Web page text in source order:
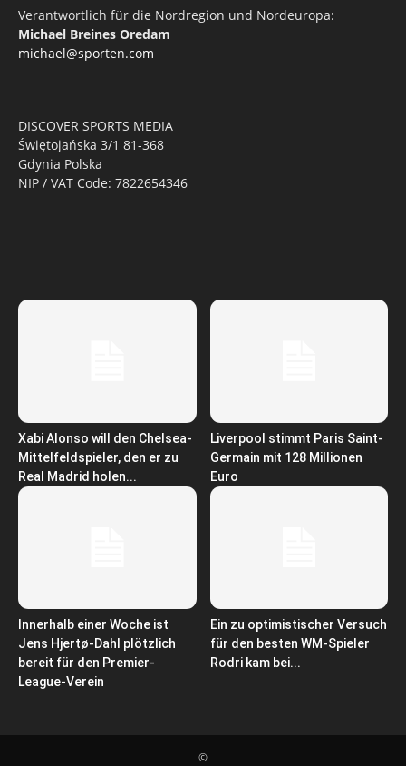
Verantwortlich für die Nordregion und Nordeuropa:
Michael Breines Oredam
michael@sporten.com
DISCOVER SPORTS MEDIA
Świętojańska 3/1 81-368
Gdynia Polska
NIP / VAT Code: 7822654346
Xabi Alonso will den Chelsea-
Mittelfeldspieler, den er zu
Real Madrid holen...
Liverpool stimmt Paris Saint-
Germain mit 128 Millionen
Euro
Innerhalb einer Woche ist
Jens Hjertø-Dahl plötzlich
bereit für den Premier-
League-Verein
Ein zu optimistischer Versuch
für den besten WM-Spieler
Rodri kam bei...
©